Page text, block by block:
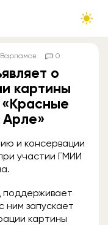
0
о
картины
Арле»
и консервации
участии ГМИИ
поддерживает
ним запускает
картины